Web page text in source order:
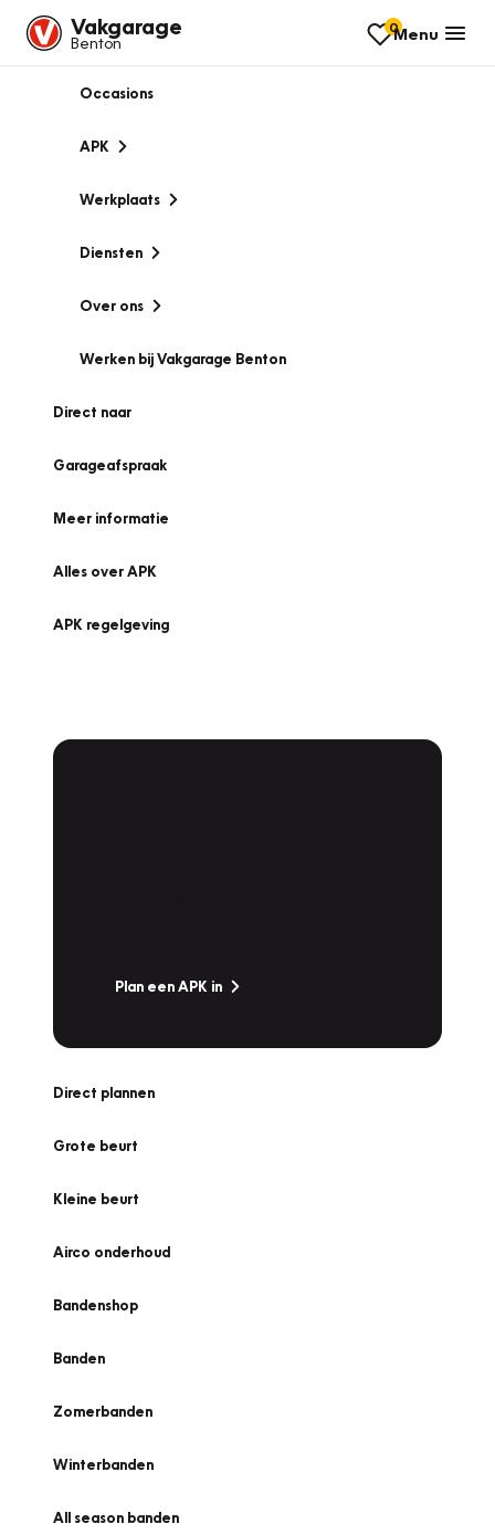
Vakgarage
Benton
0Menu
Occasions
APK
Werkplaats
Diensten
Over ons
Werken bij Vakgarage Benton
Direct naar
Garageafspraak
Meer informatie
Alles over APK
APK regelgeving
Plan een APK in
Direct plannen
Grote beurt
Kleine beurt
Airco onderhoud
Bandenshop
Banden
Zomerbanden
Winterbanden
All season banden